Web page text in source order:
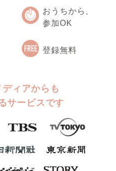
おうちから、
参加OK
登録無料
ィアからも
サービスです